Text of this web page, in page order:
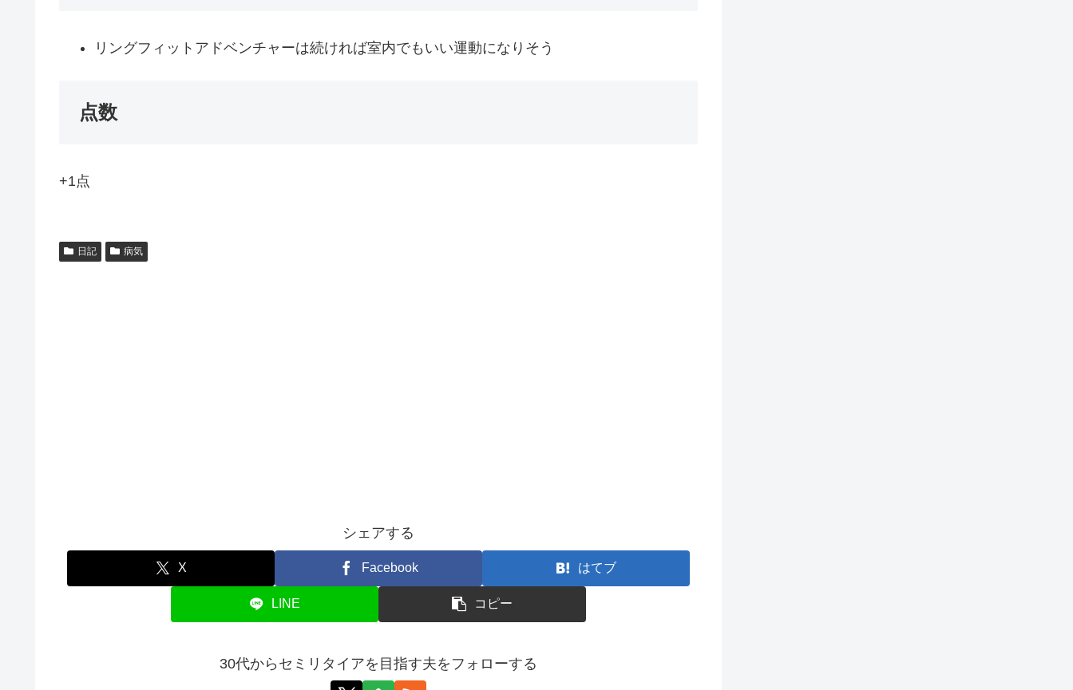
リングフィットアドベンチャーは続ければ室内でもいい運動になりそう
点数
+1点
日記 病気
シェアする
X Facebook はてブ
LINE コピー
30代からセミリタイアを目指す夫をフォローする